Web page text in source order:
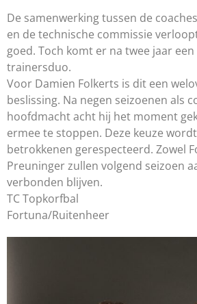
De samenwerking tussen de
en de technische commissie
goed. Toch komt er na twee jaar
trainersduo.
Voor Damien Folkerts is dit een
beslissing. Na negen seizoenen als
hoofdmacht acht hij het moment
ermee te stoppen. Deze keuze
betrokkenen gerespecteerd. Zowel
Preuninger zullen volgend seizoen
verbonden blijven.
TC Topkorfbal
Fortuna/Ruitenheer